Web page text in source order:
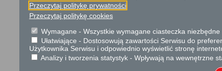
- w zasobach Wspólnot
- na terenach należących
- w zasobach Zakładu
Przeczytaj politykę prywatności
Przeczytaj politykę cookies
Wymagane - Wszystkie wymagane ciasteczka
Ułatwiające - Dostosowują zawartości Serwisu do
Użytkownika Serwisu i odpowiednio wyświetlić stronę
Analizy i tworzenia statystyk - Wpływają na wewnętrzne